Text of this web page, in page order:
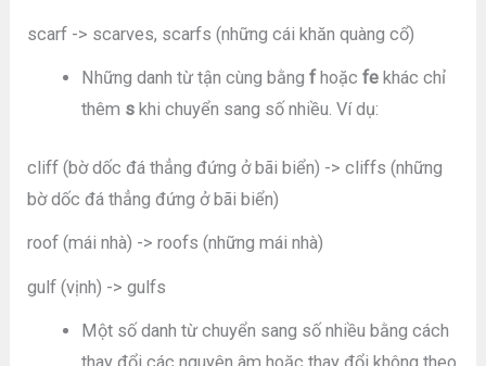
scarf -> scarves, scarfs (những cái khăn quàng cổ)
Những danh từ tận cùng bằng f hoặc fe khác chỉ
thêm s khi chuyển sang số nhiều. Ví dụ:
cliff (bờ dốc đá thẳng đứng ở bãi biển) -> cliffs (những
bờ dốc đá thẳng đứng ở bãi biển)
roof (mái nhà) -> roofs (những mái nhà)
gulf (vịnh) -> gulfs
Một số danh từ chuyển sang số nhiều bằng cách